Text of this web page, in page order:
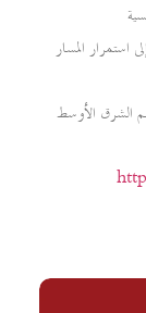
استمرار المسار
الشرق الأوسط